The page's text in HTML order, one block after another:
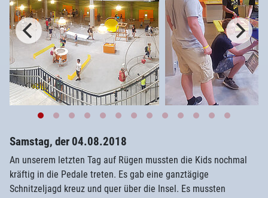
Samstag, der 04.08.2018
An unserem letzten Tag auf Rügen mussten die Kids nochmal
kräftig in die Pedale treten. Es gab eine ganztägige
Schnitzeljagd kreuz und quer über die Insel. Es mussten